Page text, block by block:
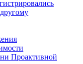
Проактивной